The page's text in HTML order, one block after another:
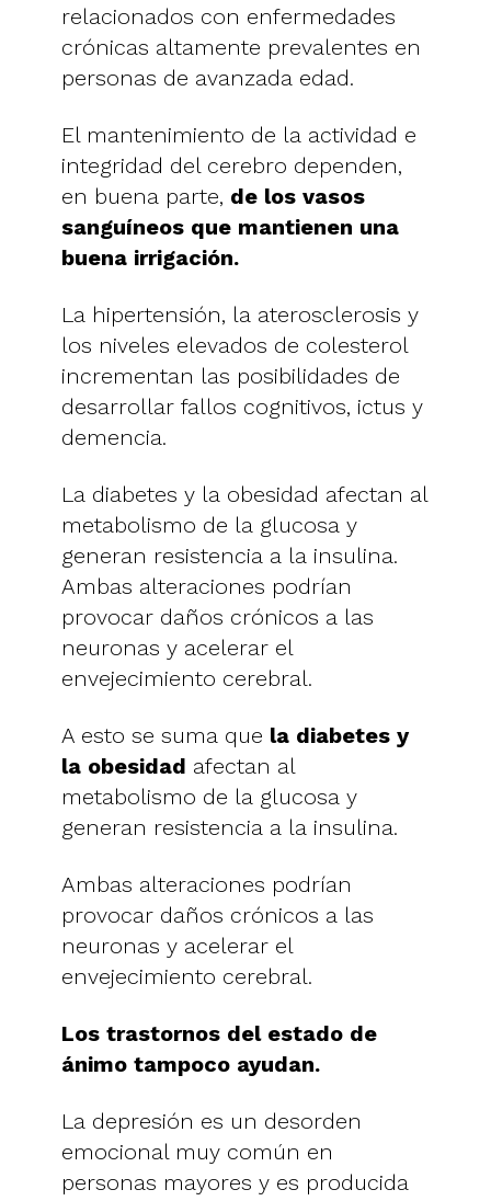
relacionados con enfermedades
crónicas altamente prevalentes en
personas de avanzada edad.
El mantenimiento de la actividad e
integridad del cerebro dependen,
en buena parte, de los vasos
sanguíneos que mantienen una
buena irrigación.
La hipertensión, la aterosclerosis y
los niveles elevados de colesterol
incrementan las posibilidades de
desarrollar fallos cognitivos, ictus y
demencia.
La diabetes y la obesidad afectan al
metabolismo de la glucosa y
generan resistencia a la insulina.
Ambas alteraciones podrían
provocar daños crónicos a las
neuronas y acelerar el
envejecimiento cerebral.
A esto se suma que la diabetes y
la obesidad afectan al
metabolismo de la glucosa y
generan resistencia a la insulina.
Ambas alteraciones podrían
provocar daños crónicos a las
neuronas y acelerar el
envejecimiento cerebral.
Los trastornos del estado de
ánimo tampoco ayudan.
La depresión es un desorden
emocional muy común en
personas mayores y es producida